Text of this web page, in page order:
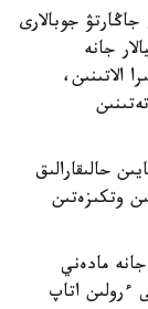
جوبالارى
جانە
الاتىنىن،
حالىقارالىق
وتكىزەتىن
مادەني
ءرولىن اتاپ